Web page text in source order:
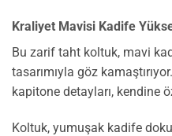
Kraliyet Mavisi Kadife
Bu zarif taht koltuk, mavi
tasarımıyla göz
kapitone detayları, kendine
Koltuk, yumuşak kadife